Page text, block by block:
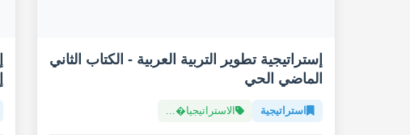
إستراتيجية تطوير التربية العربية - الكتاب الثاني
الماضي الحي
استراتيجية الاستراتيجيا�...